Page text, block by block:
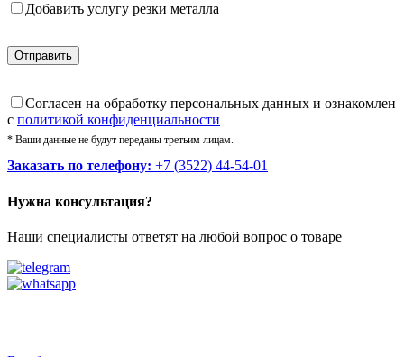
Добавить услугу резки металла
Cогласен на обработку персональных данных и ознакомлен
с политикой конфиденциальности
* Ваши данные не будут переданы третьим лицам.
Заказать по телефону: +7 (3522) 44-54-01
Нужна консультация?
Наши специалисты ответят на любой вопрос о товаре